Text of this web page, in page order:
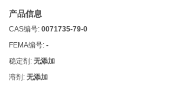
产品信息
CAS编号: 0071735-79-0
FEMA编号: -
稳定剂: 无添加
溶剂: 无添加